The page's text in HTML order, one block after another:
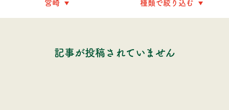
記事が投稿されていません